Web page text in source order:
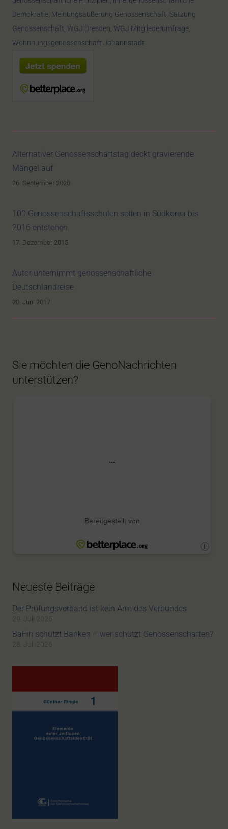
Demokratie, Meinungsäußerung Genossenschaft, Satzung
Genossenschaft, WGJ Dresden, WGJ Mitgliederumfrage,
Wohnnungsgenossenschaft Johannstadt
Alternativer Genossenschaftstag deckt gravierende
Mängel auf
26. September 2020
100 Genossenschaftsschulen sollen in Südkorea bis
2016 entstehen
17. Dezember 2015
Autor unternimmt genossenschaftliche
Deutschlandreise
20. Juni 2017
Sie möchten die GenoNachrichten
unterstützen?
Neueste Beiträge
Der Prüfungsverband ist kein Arm des Verbundes
29. Juli 2026
BaFin schützt Banken – wer schützt Genossenschaften?
28. Juli 2026